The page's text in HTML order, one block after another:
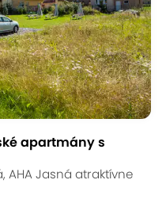
apartmány s
AHA Jasná atraktívne